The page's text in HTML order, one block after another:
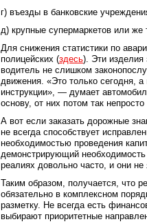
г) въезды в банковские
д) крупные супермаркетов или же
Для снижения статистики по
полицейских (здесь). Эти изделия
водитель не слишком
движения. «Это только сегодня,
инструкции», — думает
основу, от них потом так непросто
А вот если заказать дорожные
не всегда способствует
необходимостью проведения
демонстрирующий
реалиях довольно часто, и они
Таким образом, получается, что
обязательно в комплексном
разметку. Не всегда есть
выбирают приоритетные